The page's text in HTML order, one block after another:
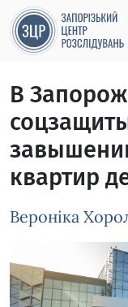
В
квартир
Вероніка
Зображення